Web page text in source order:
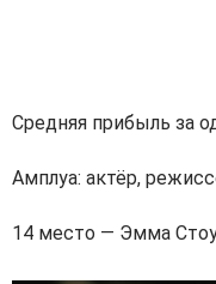
Средняя прибыль за
Амплуа: актёр,
14 место — Эмма